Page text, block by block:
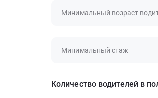
Минимальный возраст
Минимальный стаж
Количество водителей в